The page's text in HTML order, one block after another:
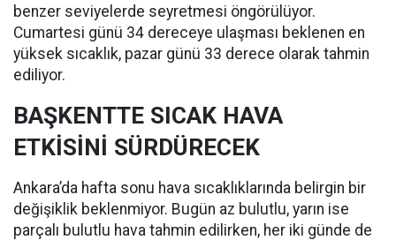
benzer seviyelerde seyretmesi öngörülüyor.
Cumartesi günü 34 dereceye ulaşması beklenen en
yüksek sıcaklık, pazar günü 33 derece olarak tahmin
ediliyor.
BAŞKENTTE SICAK HAVA
ETKİSİNİ SÜRDÜRECEK
Ankara’da hafta sonu hava sıcaklıklarında belirgin bir
değişiklik beklenmiyor. Bugün az bulutlu, yarın ise
parçalı bulutlu hava tahmin edilirken, her iki günde de